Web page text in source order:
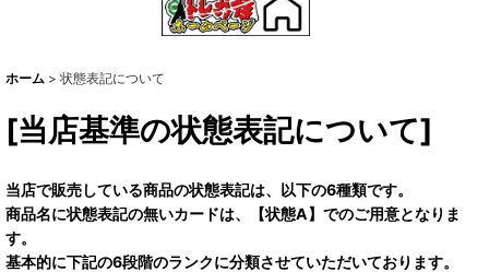
ホーム > 状態表記について
[当店基準の状態表記について]
当店で販売している商品の状態表記は、以下の6種類です。
商品名に状態表記の無いカードは、【状態A】でのご用意となりま
す。
基本的に下記の6段階のランクに分類させていただいております。